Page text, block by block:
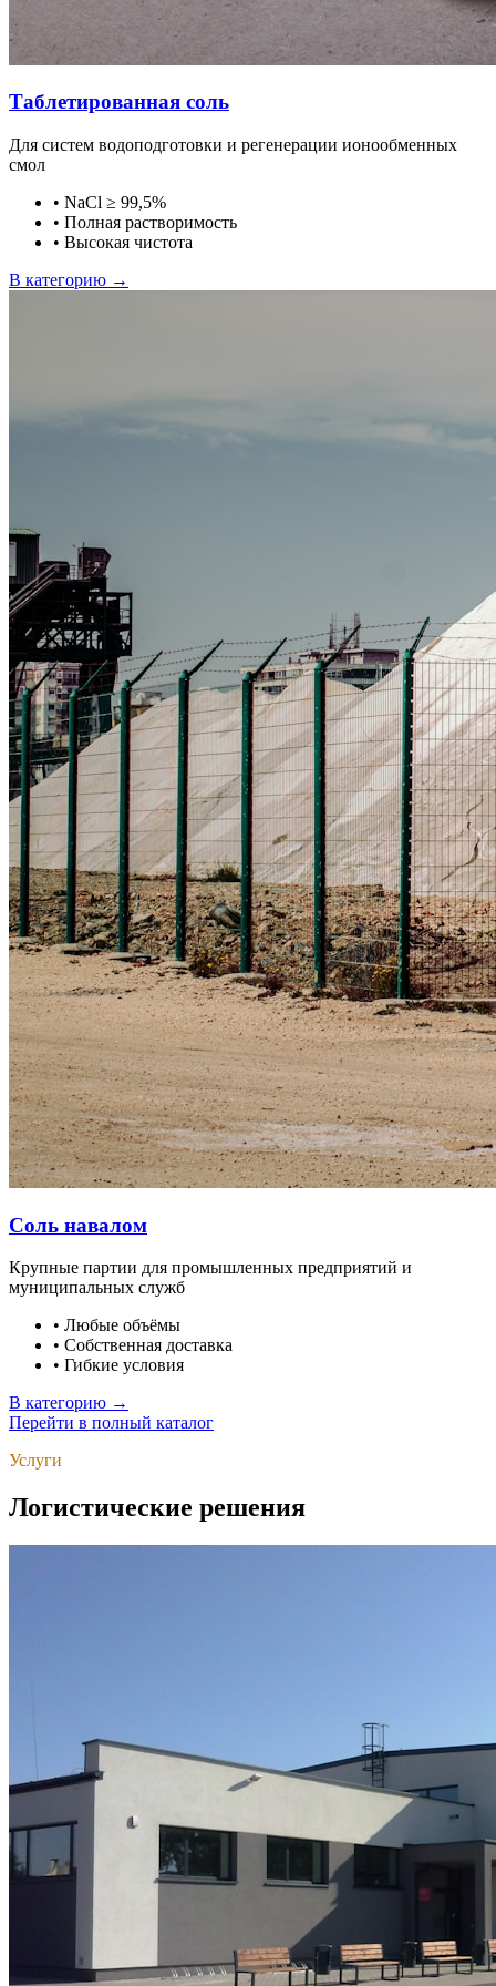
Таблетированная соль
Для систем водоподготовки и регенерации ионообменных
смол
• NaCl ≥ 99,5%
• Полная растворимость
• Высокая чистота
В категорию →
Соль навалом
Крупные партии для промышленных предприятий и
муниципальных служб
• Любые объёмы
• Собственная доставка
• Гибкие условия
В категорию →
Перейти в полный каталог
Услуги
Логистические решения